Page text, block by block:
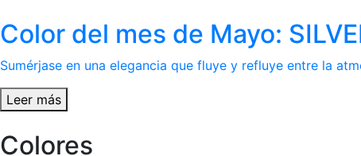
Color del mes de Mayo:
Sumérjase en una elegancia que fluye y refluye entre la
Leer más
Colores